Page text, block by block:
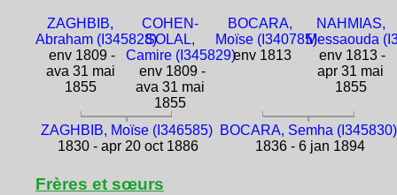
ZAGHBIB,
Abraham (I345828)
env 1809 -
ava 31 mai
1855
COHEN-
SOLAL,
Camire (I345829)
env 1809 -
ava 31 mai
1855
BOCARA,
Moïse (I340785)
env 1813
NAHMIAS,
Messaouda
env 1813 -
apr 31 mai
1855
ZAGHBIB, Moïse (I346585)
1830 - apr 20 oct 1886
BOCARA, Semha (I345830)
1836 - 6 jan 1894
Frères et sœurs